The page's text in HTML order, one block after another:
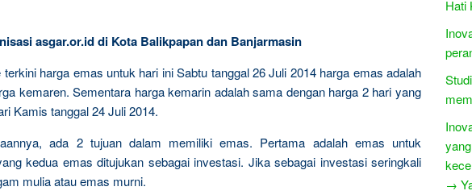
asgar.or.id di Kota Balikpapan dan Banjarmasin
terkini harga emas untuk hari ini Sabtu tanggal 26 Juli 2014 harga emas adalah
kemaren. Sementara harga kemarin adalah sama dengan harga 2 hari yang
Kamis tanggal 24 Juli 2014.
ada 2 tujuan dalam memiliki emas. Pertama adalah emas untuk
kedua emas ditujukan sebagai investasi. Jika sebagai investasi seringkali
mulia atau emas murni.
Hati
→